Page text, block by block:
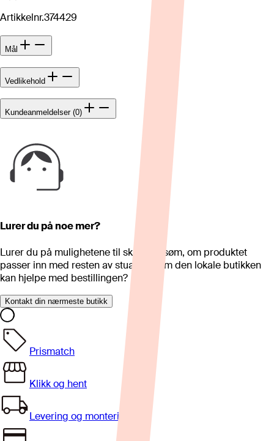
Artikkelnr.374429
Mål
Vedlikehold
Kundeanmeldelser (0)
Lurer du på noe mer?
Lurer du på mulighetene til skreddersøm, om produktet
passer inn med resten av stua eller om den lokale butikken
kan hjelpe med bestillingen?
Kontakt din nærmeste butikk
Prismatch
Klikk og hent
Levering og montering